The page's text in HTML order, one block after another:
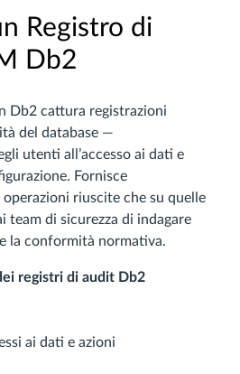
Registro di
Db2
Db2 cattura registrazioni
del database —
utenti all’accesso ai dati e
Fornisce
riuscite che su quelle
team di sicurezza di indagare
la conformità normativa.
registri di audit Db2
ai dati e azioni